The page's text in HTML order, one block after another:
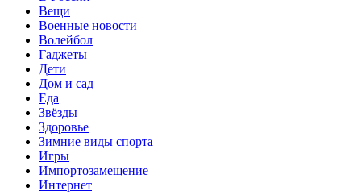
Вещи
Военные новости
Волейбол
Гаджеты
Дети
Дом и сад
Еда
Звёзды
Здоровье
Зимние виды спорта
Игры
Импортозамещение
Интернет